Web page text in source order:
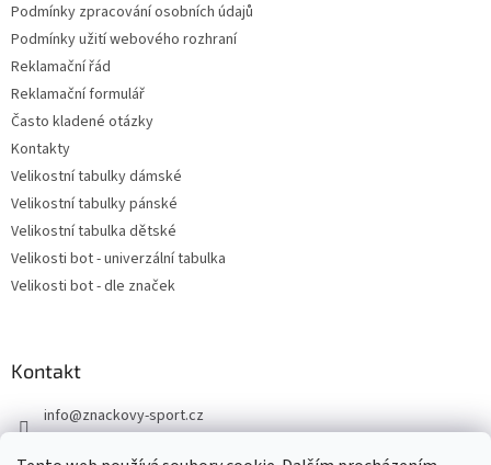
Podmínky zpracování osobních údajů
Podmínky užití webového rozhraní
Reklamační řád
Reklamační formulář
Často kladené otázky
Kontakty
Velikostní tabulky dámské
Velikostní tabulky pánské
Velikostní tabulka dětské
Velikosti bot - univerzální tabulka
Velikosti bot - dle značek
Kontakt
info@znackovy-sport.cz